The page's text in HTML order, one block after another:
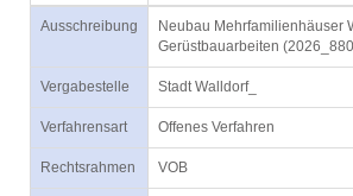
Ausschreibung
Neubau Mehrfamilienhäuser
Gerüstbauarbeiten
Vergabestelle Stadt Walldorf_
Verfahrensart Offenes Verfahren
Rechtsrahmen VOB